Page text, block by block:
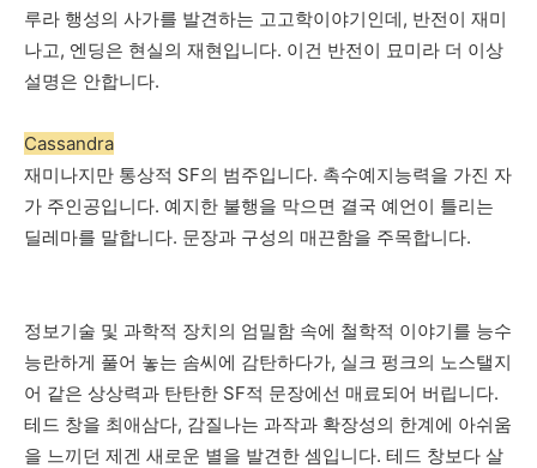
루라 행성의 사가를 발견하는 고고학이야기인데, 반전이 재미
나고, 엔딩은 현실의 재현입니다. 이건 반전이 묘미라 더 이상
설명은 안합니다.
Cassandra
재미나지만 통상적 SF의 범주입니다. 촉수예지능력을 가진 자
가 주인공입니다. 예지한 불행을 막으면 결국 예언이 틀리는
딜레마를 말합니다. 문장과 구성의 매끈함을 주목합니다.
정보기술 및 과학적 장치의 엄밀함 속에 철학적 이야기를 능수
능란하게 풀어 놓는 솜씨에 감탄하다가, 실크 펑크의 노스탤지
어 같은 상상력과 탄탄한 SF적 문장에선 매료되어 버립니다.
테드 창을 최애삼다, 감질나는 과작과 확장성의 한계에 아쉬움
을 느끼던 제겐 새로운 별을 발견한 셈입니다. 테드 창보다 살